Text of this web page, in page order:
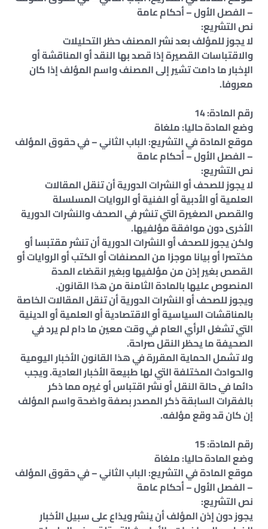
– الفصل الأول – أحكام عامة
نص التشريع:
لا يجوز للمؤلف بعد نشر المصنف حظر التحليلات
والاقتباسات القصيرة إذا قصد بها النقد أو المناقشة أو
الإخبار ما دامت تشير إلى المصنف واسم المؤلف إذا كان
معروفا.
رقم المادة: 14
وضع المادة حاليا: ملغاة
موقع المادة في التشريع: الباب الثاني – في حقوق المؤلف
– الفصل الأول – أحكام عامة
نص التشريع:
لا يجوز للصحف أو النشرات الدورية أن تنقل المقالات
العلمية أو الأدبية أو الفنية أو الروايات المسلسلة
والقصص الصغيرة التي تنشر في الصحف والنشرات الدورية
الأخرى دون موافقة مؤلفيها.
ولكن يجوز للصحف أو النشرات الدورية أن تنشر مقتبسا أو
مختصرا أو بيانا موجزا من المصنفات أو الكتب أو الروايات أو
القصص بغير إذن من مؤلفيها وبغير انقضاء المدة
المنصوص عليها بالمادة الثامنة من هذا القانون.
ويجوز للصحف أو النشرات الدورية أن تنقل المقالات الخاصة
بالمناقشات السياسية أو الاقتصادية أو العلمية أو الدينية
التي تشغل الرأي العام في وقت معين ما دام لم يرد في
الصحيفة ما يحظر النقل صراحة.
ولا تشمل الحماية المقررة في هذا القانون الأخبار اليومية
والحوادث المختلفة التي لها طبيعة الأخبار العادية. ويجب
دائما في حالة النقل أو نشر اقتباس أو غيره مما ذكر
بالفقرات السابقة ذكر المصدر بصفة واضحة واسم المؤلف
إن كان قد وقع مؤلفه.
رقم المادة: 15
وضع المادة حاليا: ملغاة
موقع المادة في التشريع: الباب الثاني – في حقوق المؤلف
– الفصل الأول – أحكام عامة
نص التشريع:
يجوز دون إذن المؤلف أن ينشر ويذاع على سبيل الأخبار